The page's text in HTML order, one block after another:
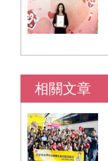
相關文章